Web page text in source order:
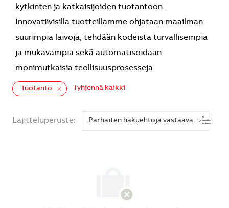
kytkinten ja katkaisijoiden tuotantoon.
Innovatiivisilla tuotteillamme ohjataan maailman
suurimpia laivoja, tehdään kodeista turvallisempia
ja mukavampia sekä automatisoidaan
monimutkaisia teollisuusprosesseja.
Tuotanto Tyhjennä kaikki
Lajitteluperuste: